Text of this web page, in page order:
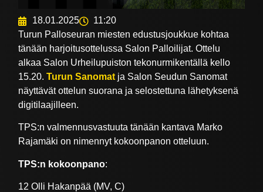
18.01.2025
11:20
Turun Palloseuran miesten edustusjoukkue kohtaa
tänään harjoitusottelussa Salon Palloilijat. Ottelu
alkaa Salon Urheilupuiston tekonurmikentällä kello
15.20.Turun Sanomat ja Salon Seudun Sanomat
näyttävät ottelun suorana ja selostettuna lähetyksenä
digitilaajilleen.
TPS:n valmennusvastuuta tänään kantava Marko
Rajamäki on nimennyt kokoonpanon otteluun.
TPS:n kokoonpano:
12 Olli Hakanpää (MV, C)